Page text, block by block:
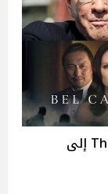
نقل بطل أفلام Bel Canto و The Creeps إلى